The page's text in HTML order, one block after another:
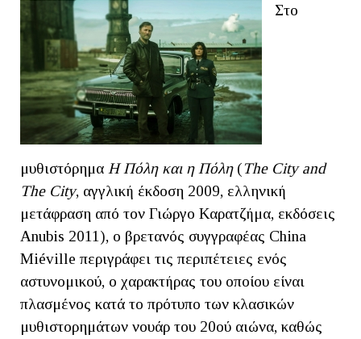
Στο
μυθιστόρημα Η Πόλη και η Πόλη(The City and
The City, αγγλική έκδοση 2009, ελληνική
μετάφραση από τον Γιώργο Καρατζήμα, εκδόσεις
Anubis 2011), ο βρετανός συγγραφέας China
Miéville περιγράφει τις περιπέτειες ενός
αστυνομικού, ο χαρακτήρας του οποίου είναι
πλασμένος κατά το πρότυπο των κλασικών
μυθιστορημάτων νουάρ του 20ού αιώνα, καθώς